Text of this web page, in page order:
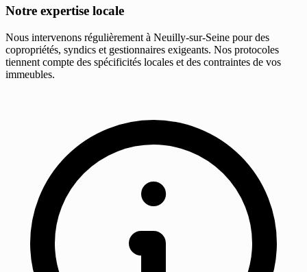
Notre expertise locale
Nous intervenons régulièrement à Neuilly-sur-Seine pour des
copropriétés, syndics et gestionnaires exigeants. Nos protocoles
tiennent compte des spécificités locales et des contraintes de vos
immeubles.